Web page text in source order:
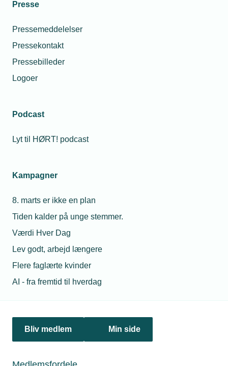
Presse
Pressemeddelelser
Pressekontakt
Pressebilleder
Logoer
Podcast
Lyt til HØRT! podcast
Kampagner
8. marts er ikke en plan
Tiden kalder på unge stemmer.
Værdi Hver Dag
Lev godt, arbejd længere
Flere faglærte kvinder
AI - fra fremtid til hverdag
Bliv medlem Min side
Politik & analyse
jura@tekniq.dk
tekniq@tekniq.dk